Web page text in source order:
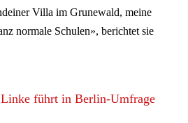
Villa im Grunewald, meine
normale Schulen», berichtet sie
führt in Berlin-Umfrage